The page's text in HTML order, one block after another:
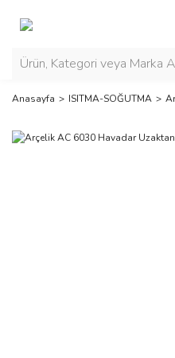
Anasayfa ISITMA-SOĞUTMA